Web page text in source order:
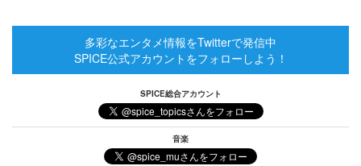
多彩なエンタメ情報をTwitterで発信中
SPICE公式アカウントをフォローしよう！
SPICE総合アカウント
音楽